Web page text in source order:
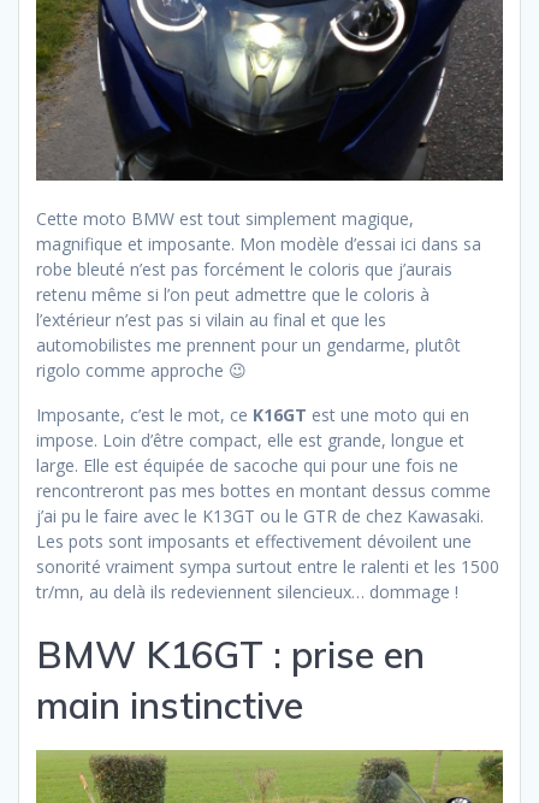
Cette moto BMW est tout simplement magique,
magnifique et imposante. Mon modèle d’essai ici dans sa
robe bleuté n’est pas forcément le coloris que j’aurais
retenu même si l’on peut admettre que le coloris à
l’extérieur n’est pas si vilain au final et que les
automobilistes me prennent pour un gendarme, plutôt
rigolo comme approche 😉
Imposante, c’est le mot, ce K16GT est une moto qui en
impose. Loin d’être compact, elle est grande, longue et
large. Elle est équipée de sacoche qui pour une fois ne
rencontreront pas mes bottes en montant dessus comme
j’ai pu le faire avec le K13GT ou le GTR de chez Kawasaki.
Les pots sont imposants et effectivement dévoilent une
sonorité vraiment sympa surtout entre le ralenti et les 1500
tr/mn, au delà ils redeviennent silencieux… dommage !
BMW K16GT : prise en
main instinctive